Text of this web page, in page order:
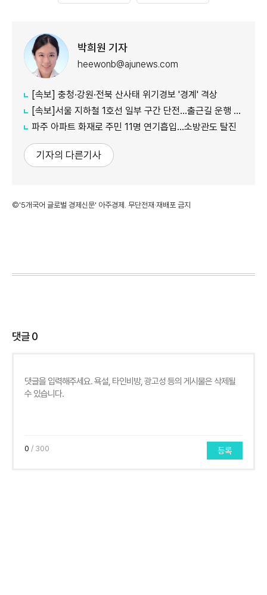
박희원 기자
heewonb@ajunews.com
[속보] 충청·강원·전북 산사태 위기경보 '경계' 격상
[속보]서울 지하철 1호선 일부 구간 단전…출근길 운행 지연
파주 아파트 화재로 주민 11명 연기흡입…소방관도 탈진
기자의 다른기사
©'5개국어 글로벌 경제신문' 아주경제. 무단전재·재배포 금지
댓글0
0 / 300 등록